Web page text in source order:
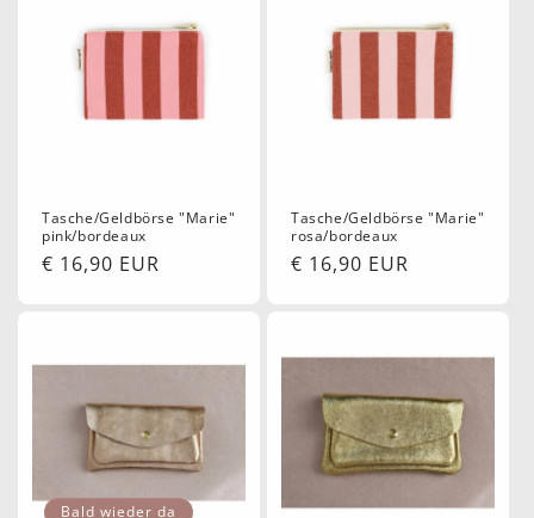
Tasche/Geldbörse "Marie"
pink/bordeaux
Normaler
€ 16,90 EUR
Tasche/Geldbörse "Marie"
rosa/bordeaux
Normaler
€ 16,90 EUR
Bald wieder da